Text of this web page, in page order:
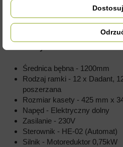
antykorozyjnie dzięki czemu
Posiada blokadę elektryczną o
otwarciu pokrywy podczas pracy
Średnica bębna - 1200mm
Rodzaj ramki - 12 x Dadant,
poszerzana
Rozmiar kasety - 425 mm x
Napęd - Elektryczny dolny
Zasilanie - 230V
Sterownik - HE-02 (Automat)
Silnik - Motoreduktor 0,75kW
Dostosuj